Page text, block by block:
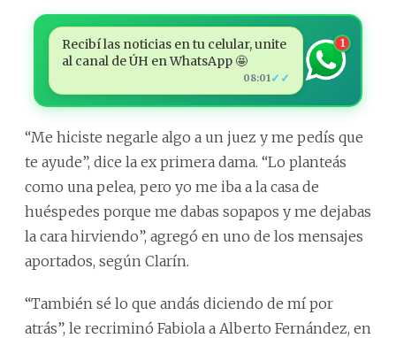
Recibí las noticias en tu celular, unite
al canal de ÚH en WhatsApp 🤩
08:01 ✓✓
1
“Me hiciste negarle algo a un juez y me pedís que
te ayude”, dice la ex primera dama. “Lo planteás
como una pelea, pero yo me iba a la casa de
huéspedes porque me dabas sopapos y me dejabas
la cara hirviendo”, agregó en uno de los mensajes
aportados, según Clarín.
“También sé lo que andás diciendo de mí por
atrás”, le recriminó Fabiola a Alberto Fernández, en